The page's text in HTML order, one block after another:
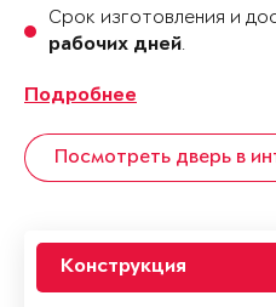
Срок изготовления и
рабочих дней.
Подробнее
Посмотреть дверь в
Конструкция